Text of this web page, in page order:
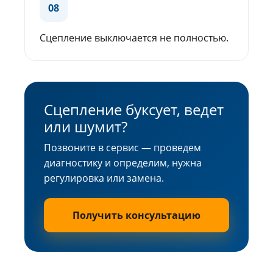
08
Сцепление выключается не полностью.
Сцепление буксует, ведет
или шумит?
Позвоните в сервис — проведем
диагностику и определим, нужна
регулировка или замена.
Получить консультацию